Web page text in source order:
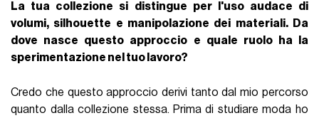
La tua collezione si distingue per l'uso audace di
volumi, silhouette e manipolazione dei materiali. Da
dove nasce questo approccio e quale ruolo ha la
sperimentazione nel tuo lavoro?
Credo che questo approccio derivi tanto dal mio percorso
quanto dalla collezione stessa. Prima di studiare moda ho